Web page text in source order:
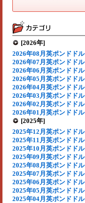
[2026年]
2026年08月英ポンドドル
2026年07月英ポンドドル
2026年06月英ポンドドル
2026年05月英ポンドドル
2026年04月英ポンドドル
2026年03月英ポンドドル
2026年02月英ポンドドル
2026年01月英ポンドドル
[2025年]
2025年12月英ポンドドル
2025年11月英ポンドドル
2025年10月英ポンドドル
2025年09月英ポンドドル
2025年08月英ポンドドル
2025年07月英ポンドドル
2025年06月英ポンドドル
2025年05月英ポンドドル
2025年04月英ポンドドル